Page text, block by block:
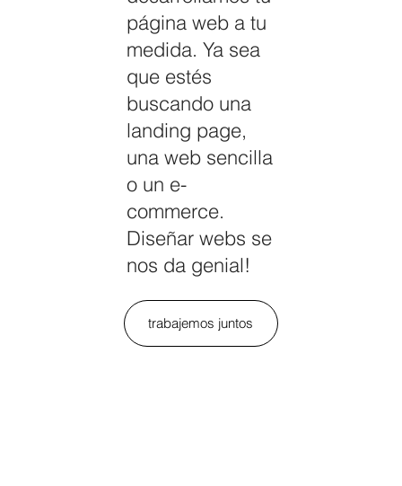
página web a tu
medida. Ya sea
que estés
buscando una
landing page,
una web sencilla
o un e-
commerce.
Diseñar webs se
nos da genial!
trabajemos juntos